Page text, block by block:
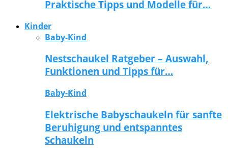
Praktische Tipps und Modelle für…
Kinder
Baby-Kind
Nestschaukel Ratgeber – Auswahl,
Funktionen und Tipps für…
Baby-Kind
Elektrische Babyschaukeln für sanfte
Beruhigung und entspanntes
Schaukeln